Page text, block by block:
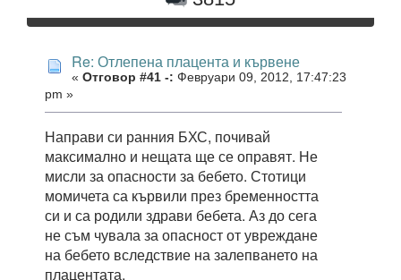
Re: Отлепена плацента и кървене
« Отговор #41 -: Февруари 09, 2012, 17:47:23
pm »
Направи си ранния БХС, почивай
максимално и нещата ще се оправят. Не
мисли за опасности за бебето. Стотици
момичета са кървили през бременността
си и са родили здрави бебета. Аз до сега
не съм чувала за опасност от увреждане
на бебето вследствие на залепването на
плацентата.